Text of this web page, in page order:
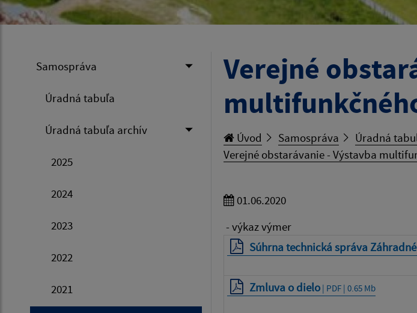
Samospráva
Úradná tabuľa
Úradná tabuľa archív
2025
2024
2023
2022
2021
Verejné
Úvod Samospráva Úradná
Verejné obstarávanie - Výstavba
01.06.2020
- výkaz výmer
Súhrna technická správa Záhradné
Zmluva o dielo| PDF | 0.65 Mb